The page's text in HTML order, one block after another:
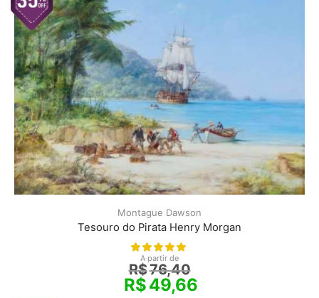
Montague Dawson
Tesouro do Pirata Henry Morgan
A partir de
R$76,40
R$49,66